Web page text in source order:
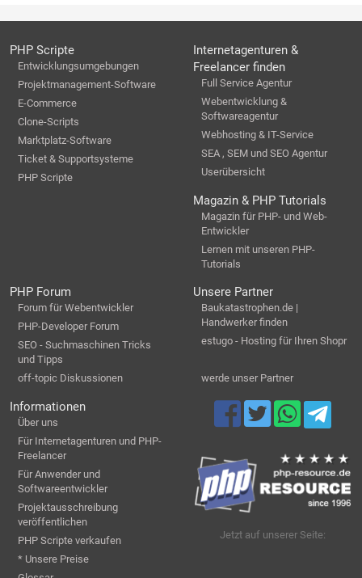
PHP Scripte
Entwicklungsumgebungen
Projektmanagement-Software
E-Commerce
Clone-Scripts
Marktplatz-Software
Ticket & Supportsysteme
PHP Scripte
Internetagenturen &
Freelancer finden
Full Service Agentur
Webentwicklung &
Softwareagentur
Webhosting & IT-Service
SEA , SEM und SEO Agentur
Userübersicht
Magazin & PHP Tutorials
Magazin für PHP- und Web-
Entwickler
Lernen mit unseren PHP-
Tutorials
PHP Forum
Forum für Webentwickler
PHP-Developer Forum
SEO - Suchmaschinen Tricks
und Tipps
off-topic Diskussionen
Unsere Partner
Baukatastrophen.de |
Handwerker finden
estugo - Hosting für Ihren Shopr
werde unser Partner
Informationen
Über uns
Für Internetagenturen und PHP-
Freelancer
Für Anwender und
Softwareentwickler
Projektausschreibung
veröffentlichen
PHP Scripte verkaufen
* Unsere Preise
Jetzt auf unserer Seite: